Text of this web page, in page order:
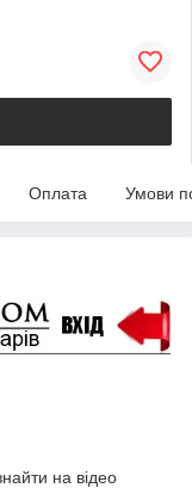
Оплата Умови
на відео